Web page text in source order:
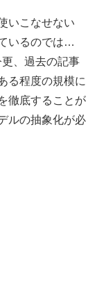
いこなせない
いるのでは…
、過去の記事
る程度の規模に
徹底することが
ルの抽象化が必